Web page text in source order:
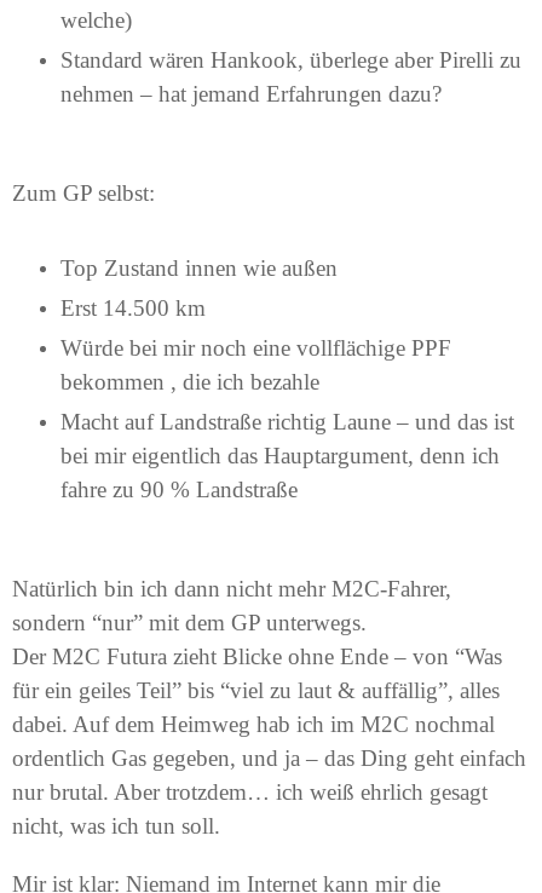
welche)
Standard wären Hankook, überlege aber Pirelli zu
nehmen – hat jemand Erfahrungen dazu?
Zum GP selbst:
Top Zustand innen wie außen
Erst 14.500 km
Würde bei mir noch eine vollflächige PPF
bekommen , die ich bezahle
Macht auf Landstraße richtig Laune – und das ist
bei mir eigentlich das Hauptargument, denn ich
fahre zu 90 % Landstraße
Natürlich bin ich dann nicht mehr M2C-Fahrer,
sondern “nur” mit dem GP unterwegs.
Der M2C Futura zieht Blicke ohne Ende – von “Was
für ein geiles Teil” bis “viel zu laut & auffällig”, alles
dabei. Auf dem Heimweg hab ich im M2C nochmal
ordentlich Gas gegeben, und ja – das Ding geht einfach
nur brutal. Aber trotzdem… ich weiß ehrlich gesagt
nicht, was ich tun soll.
Mir ist klar: Niemand im Internet kann mir die